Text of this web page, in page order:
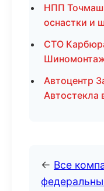
НПП Точмаш
оснастки и
СТО
Автоцентр
Автостекла
← Все